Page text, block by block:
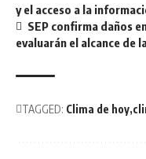
y el acceso a la
SEP confirma daños
evaluarán el alcance de
TAGGED: Clima de hoy